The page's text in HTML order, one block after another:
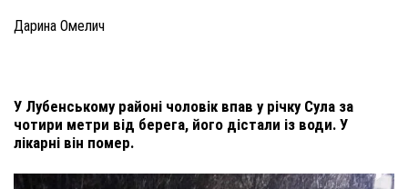
Дарина Омелич
У Лубенському районі чоловік впав у річку Сула за
чотири метри від берега, його дістали із води. У
лікарні він помер.